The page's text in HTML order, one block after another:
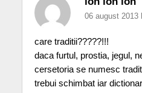
06 august 2013
care traditii?????!!!
daca furtul, prostia, jegul,
cersetoria se numesc
trebui schimbat iar